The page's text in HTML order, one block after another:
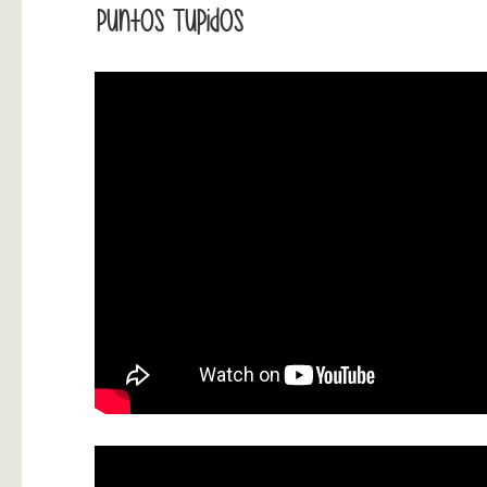
Puntos Tupidos